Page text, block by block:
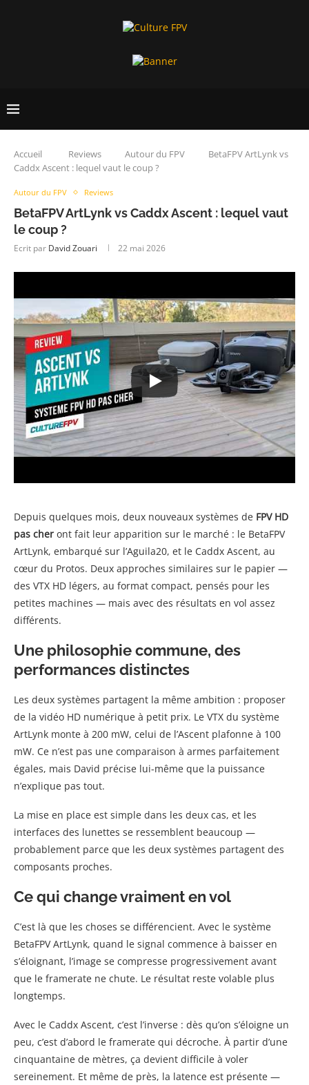
Accueil Reviews Autour du FPV
BetaFPV ArtLynk vs
Caddx Ascent : lequel vaut le coup ?
Autour du FPV Reviews
BetaFPV ArtLynk vs Caddx Ascent : lequel vaut
le coup ?
Ecrit par David Zouari 22 mai 2026
Depuis quelques mois, deux nouveaux systèmes de FPV HD
pas cher ont fait leur apparition sur le marché : le BetaFPV
ArtLynk, embarqué sur l’Aguila20, et le Caddx Ascent, au
cœur du Protos. Deux approches similaires sur le papier —
des VTX HD légers, au format compact, pensés pour les
petites machines — mais avec des résultats en vol assez
différents.
Une philosophie commune, des
performances distinctes
Les deux systèmes partagent la même ambition : proposer
de la vidéo HD numérique à petit prix. Le VTX du système
ArtLynk monte à 200 mW, celui de l’Ascent plafonne à 100
mW. Ce n’est pas une comparaison à armes parfaitement
égales, mais David précise lui-même que la puissance
n’explique pas tout.
La mise en place est simple dans les deux cas, et les
interfaces des lunettes se ressemblent beaucoup —
probablement parce que les deux systèmes partagent des
composants proches.
Ce qui change vraiment en vol
C’est là que les choses se différencient. Avec le système
BetaFPV ArtLynk, quand le signal commence à baisser en
s’éloignant, l’image se compresse progressivement avant
que le framerate ne chute. Le résultat reste volable plus
longtemps.
Avec le Caddx Ascent, c’est l’inverse : dès qu’on s’éloigne un
peu, c’est d’abord le framerate qui décroche. À partir d’une
cinquantaine de mètres, ça devient difficile à voler
sereinement. Et même de près, la latence est présente —